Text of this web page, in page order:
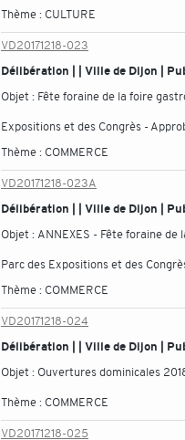
Thème : CULTURE
VD20171218-023
Délibération | | Ville de Dijon |
Objet : Fête foraine de la foire
Expositions et des Congrès -
Thème : COMMERCE
VD20171218-023A
Délibération | | Ville de Dijon |
Objet : ANNEXES - Fête foraine
Parc des Expositions et des
Thème : COMMERCE
VD20171218-024
Délibération | | Ville de Dijon |
Objet : Ouvertures dominicales
Thème : COMMERCE
VD20171218-025